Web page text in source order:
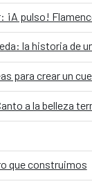
¡A pulso!
la historia de
para crear un
a la belleza
que construimos